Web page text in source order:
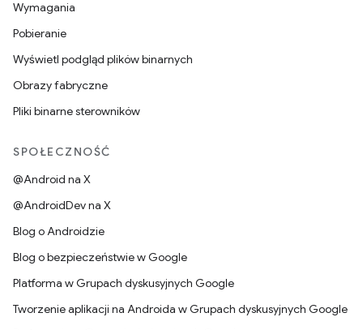
Wymagania
Pobieranie
Wyświetl podgląd plików binarnych
Obrazy fabryczne
Pliki binarne sterowników
SPOŁECZNOŚĆ
@Android na X
@AndroidDev na X
Blog o Androidzie
Blog o bezpieczeństwie w Google
Platforma w Grupach dyskusyjnych Google
Tworzenie aplikacji na Androida w Grupach dyskusyjnych Google